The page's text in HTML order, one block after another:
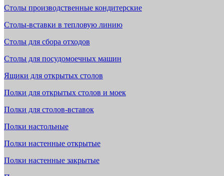
Столы производственные кондитерские
Столы-вставки в тепловую линию
Столы для сбора отходов
Столы для посудомоечных машин
Ящики для открытых столов
Полки для открытых столов и моек
Полки для столов-вставок
Полки настольные
Полки настенные открытые
Полки настенные закрытые